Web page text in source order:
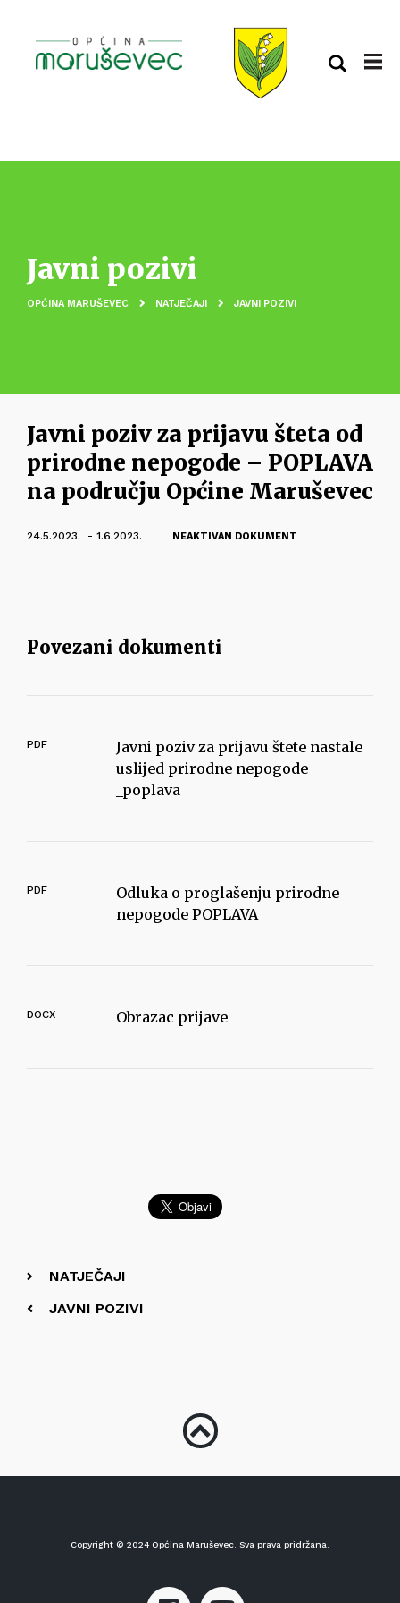
Javni pozivi
OPĆINA MARUŠEVEC NATJEČAJI JAVNI POZIVI
Javni poziv za prijavu šteta od
prirodne nepogode – POPLAVA
na području Općine Maruševec
24.5.2023. - 1.6.2023. NEAKTIVAN DOKUMENT
Povezani dokumenti
PDF
Javni poziv za prijavu štete nastale
uslijed prirodne nepogode
_poplava
PDF
Odluka o proglašenju prirodne
nepogode POPLAVA
DOCX Obrazac prijave
NATJEČAJI
JAVNI POZIVI
Copyright © 2024 Općina Maruševec. Sva prava pridržana.